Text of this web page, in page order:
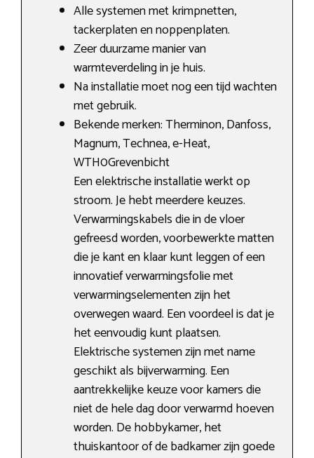
Alle systemen met krimpnetten,
tackerplaten en noppenplaten.
Zeer duurzame manier van
warmteverdeling in je huis.
Na installatie moet nog een tijd wachten
met gebruik.
Bekende merken: Therminon, Danfoss,
Magnum, Technea, e-Heat,
WTH0Grevenbicht
Een elektrische installatie werkt op
stroom. Je hebt meerdere keuzes.
Verwarmingskabels die in de vloer
gefreesd worden, voorbewerkte matten
die je kant en klaar kunt leggen of een
innovatief verwarmingsfolie met
verwarmingselementen zijn het
overwegen waard. Een voordeel is dat je
het eenvoudig kunt plaatsen.
Elektrische systemen zijn met name
geschikt als bijverwarming. Een
aantrekkelijke keuze voor kamers die
niet de hele dag door verwarmd hoeven
worden. De hobbykamer, het
thuiskantoor of de badkamer zijn goede